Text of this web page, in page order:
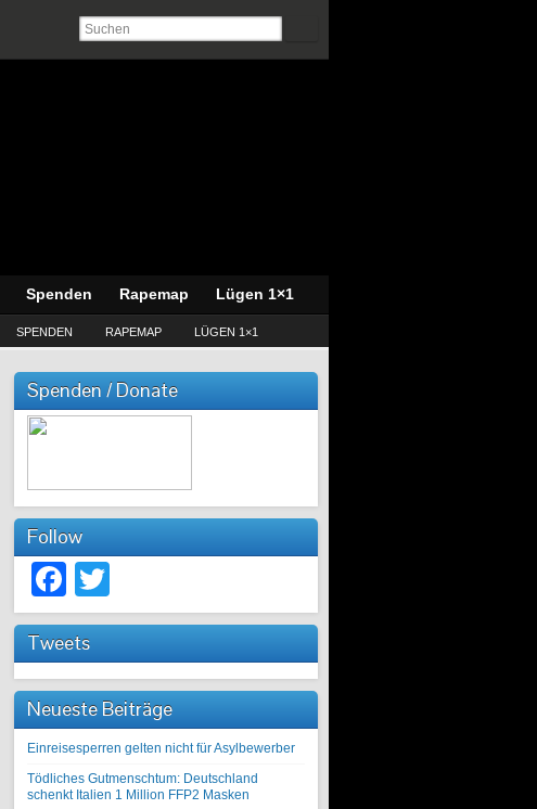
Spenden Rapemap Lügen 1×1
SPENDEN RAPEMAP LÜGEN 1×1
Spenden / Donate
Follow
Facebook
Tweets
Neueste Beiträge
Einreisesperren gelten nicht für Asylbewerber
Tödliches Gutmenschtum: Deutschland
schenkt Italien 1 Million FFP2 Masken